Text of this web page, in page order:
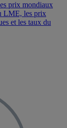
prix mondiaux
LME, les prix
et les taux du